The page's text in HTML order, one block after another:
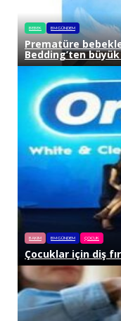
BEBEK BM GÜNDEM
Prematüre
Bedding’ten
BAKIM BM GÜNDEM ÇOCUK
Çocuklar için diş